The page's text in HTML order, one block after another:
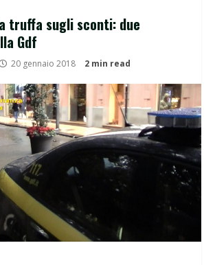
truffa sugli sconti: due
Gdf
20 gennaio 2018 2 min read